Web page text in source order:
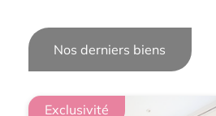
Nos derniers biens
Exclusivité